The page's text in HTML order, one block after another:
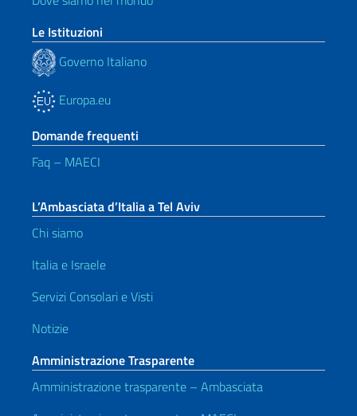
Le Istituzioni
Governo Italiano
Europa.eu
Domande frequenti
Faq – MAECI
L’Ambasciata d’Italia a Tel Aviv
Chi siamo
Italia e Israele
Servizi Consolari e Visti
Notizie
Amministrazione Trasparente
Amministrazione trasparente – Ambasciata